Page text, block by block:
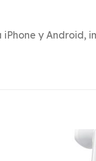
y Android,